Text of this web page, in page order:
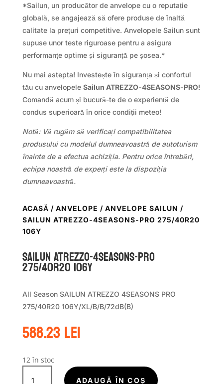
*Sailun, un producător de anvelope cu o reputație
globală, se angajează să ofere produse de înaltă
calitate la prețuri competitive. Anvelopele Sailun sunt
supuse unor teste riguroase pentru a asigura
performanțe optime și siguranță pe șosea.*
Nu mai astepta! Investește în siguranța și confortul
tău cu anvelopele Sailun ATREZZO-4SEASONS-PRO!
Comandă acum și bucură-te de o experiență de
condus superioară în orice condiții meteo!
Notă: Vă rugăm să verificați compatibilitatea
produsului cu modelul dumneavoastră de autoturism
înainte de a efectua achiziția. Pentru orice întrebări,
echipa noastră de experți este la dispoziția
dumneavoastră.
ACASĂ / ANVELOPE / ANVELOPE SAILUN /
SAILUN ATREZZO-4SEASONS-PRO 275/40R20
106Y
Sailun ATREZZO-4SEASONS-PRO
275/40R20 106Y
All Season SAILUN ATREZZO 4SEASONS PRO
275/40R20 106Y/XL/B/B/72dB(B)
588.23lei
12 în stoc
Cantitate
ADAUGĂ ÎN COȘ